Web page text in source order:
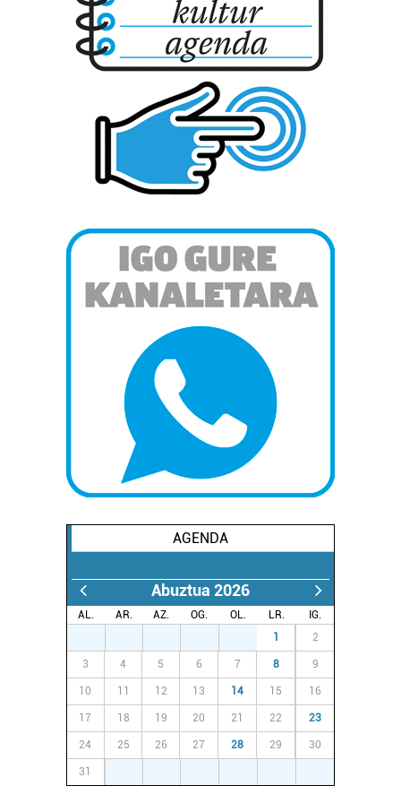
interes komertzial legitimoetan babesten dira. Ikusi gure
bazkideen zerrenda, beren ustez zein helburutarako
duten interes legitimoa eta horren aurka nola egin
dezakezun ikusteko.
Lortu zure datu pertsonalak prozesatzeko moduari
buruzko informazio gehiago eta ezarri zure lehentasunak
datuen atalean. Edozein unetan alda edo ken dezakezu
zure baimena Cookieen adierazpenean.
fitxategiak erabiltzen ditu. Zure esperientzia eta
zerbitzuak hobetzeko asmoz, cookie teknologiaz
baliatzen gara. Ohar hau onartuz gero, teknologia hori
erabiltzeko baimen esplizitua ematen diguzu.Gehiago
AGENDA
Abuztua 2026
AL. AR. AZ. OG. OL. LR.
IG.
1 2
3 4 5 6 7 8 9
10 11 12 13 14 15 16
17 18 19 20 21 22 23
24 25 26 27 28 29 30
31